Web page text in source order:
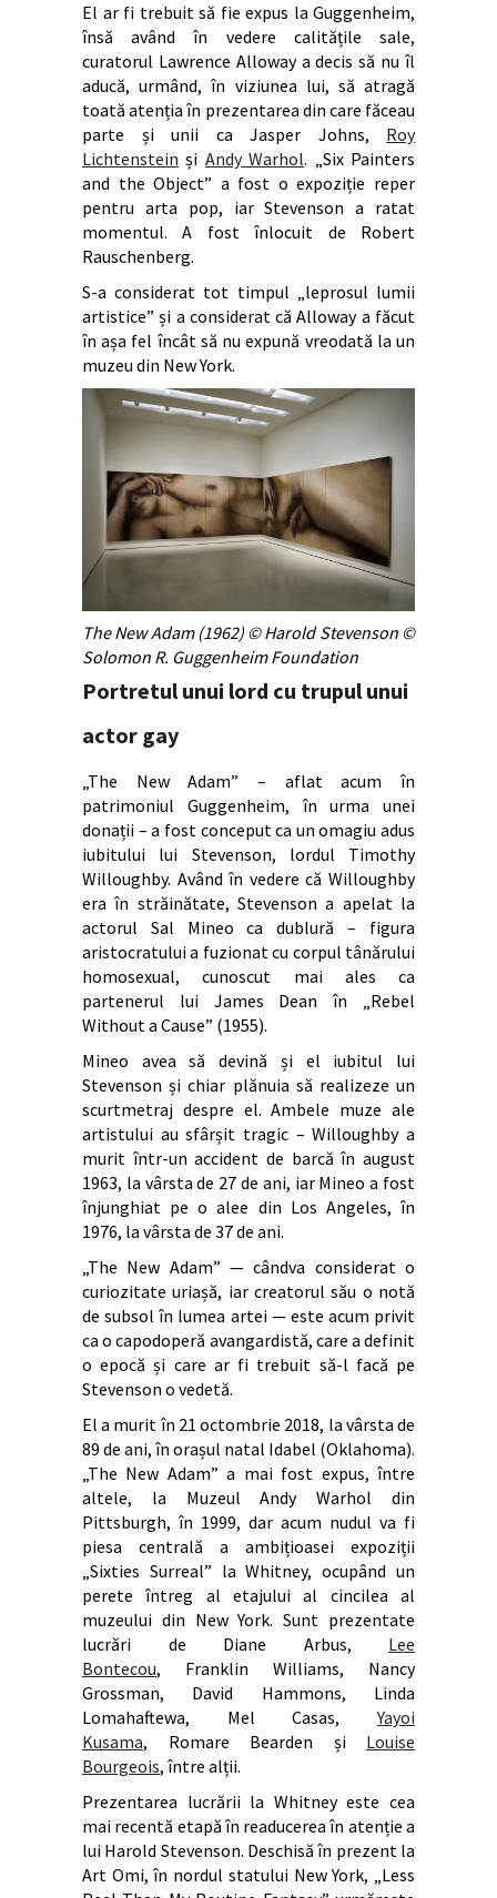
El ar fi trebuit să fie expus la Guggenheim,
însă având în vedere calitățile sale,
curatorul Lawrence Alloway a decis să nu îl
aducă, urmând, în viziunea lui, să atragă
toată atenția în prezentarea din care făceau
parte și unii ca Jasper Johns, Roy
Lichtenstein și Andy Warhol. „Six Painters
and the Object” a fost o expoziție reper
pentru arta pop, iar Stevenson a ratat
momentul. A fost înlocuit de Robert
Rauschenberg.
S-a considerat tot timpul „leprosul lumii
artistice” și a considerat că Alloway a făcut
în așa fel încât să nu expună vreodată la un
muzeu din New York.
The New Adam (1962) © Harold Stevenson ©
Solomon R. Guggenheim Foundation
Portretul unui lord cu trupul unui
actor gay
„The New Adam” – aflat acum în
patrimoniul Guggenheim, în urma unei
donații – a fost conceput ca un omagiu adus
iubitului lui Stevenson, lordul Timothy
Willoughby. Având în vedere că Willoughby
era în străinătate, Stevenson a apelat la
actorul Sal Mineo ca dublură – figura
aristocratului a fuzionat cu corpul tânărului
homosexual, cunoscut mai ales ca
partenerul lui James Dean în „Rebel
Without a Cause” (1955).
Mineo avea să devină și el iubitul lui
Stevenson și chiar plănuia să realizeze un
scurtmetraj despre el. Ambele muze ale
artistului au sfârșit tragic – Willoughby a
murit într-un accident de barcă în august
1963, la vârsta de 27 de ani, iar Mineo a fost
înjunghiat pe o alee din Los Angeles, în
1976, la vârsta de 37 de ani.
„The New Adam” — cândva considerat o
curiozitate uriașă, iar creatorul său o notă
de subsol în lumea artei — este acum privit
ca o capodoperă avangardistă, care a definit
o epocă și care ar fi trebuit să-l facă pe
Stevenson o vedetă.
El a murit în 21 octombrie 2018, la vârsta de
89 de ani, în orașul natal Idabel (Oklahoma).
„The New Adam” a mai fost expus, între
altele, la Muzeul Andy Warhol din
Pittsburgh, în 1999, dar acum nudul va fi
piesa centrală a ambițioasei expoziții
„Sixties Surreal” la Whitney, ocupând un
perete întreg al etajului al cincilea al
muzeului din New York. Sunt prezentate
lucrări de Diane Arbus, Lee
Bontecou, Franklin Williams, Nancy
Grossman, David Hammons, Linda
Lomahaftewa, Mel Casas,Yayoi
Kusama, Romare Bearden și Louise
Bourgeois, între alții.
Prezentarea lucrării la Whitney este cea
mai recentă etapă în readucerea în atenție a
lui Harold Stevenson. Deschisă în prezent la
Art Omi, în nordul statului New York, „Less